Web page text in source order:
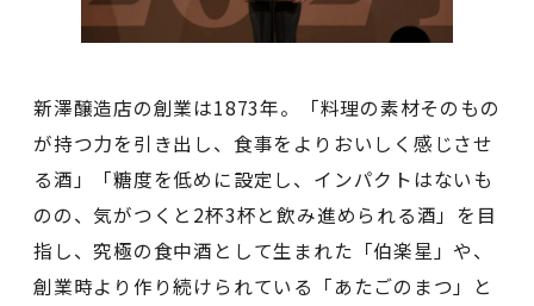
新澤醸造店の創業は1873年。「料理の素材そのもの
が持つ力を引き出し、食事をよりおいしく感じさせ
る酒」「糖度を低めに設定し、インパクトはないも
のの、気がつくと2杯3杯と飲み進められる酒」を目
指し、究極の食中酒として生まれた「伯楽星」や、
創業時より作り続けられている「あたごのまつ」と